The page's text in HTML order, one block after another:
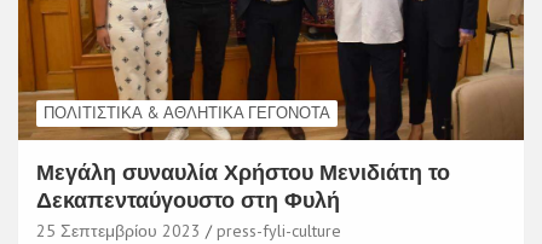
ΠΟΛΙΤΙΣΤΙΚΆ & ΑΘΛΗΤΙΚΆ ΓΕΓΟΝΌΤΑ
Μεγάλη συναυλία Χρήστου Μενιδιάτη το
Δεκαπενταύγουστο στη Φυλή
25 Σεπτεμβρίου 2023 press-fyli-culture